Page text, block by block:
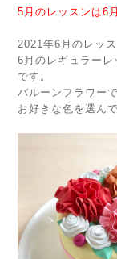
5月のレッスンは6
2021年6月のレッ
6月のレギュラーレ
です。
バルーンフラワー
お好きな色を選ん